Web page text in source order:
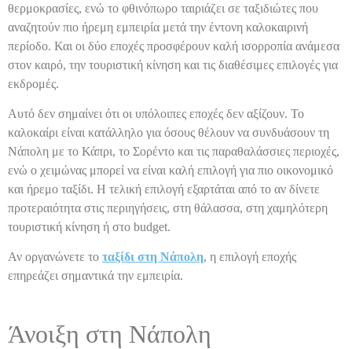
θερμοκρασίες, ενώ το φθινόπωρο ταιριάζει σε ταξιδιώτες που
αναζητούν πιο ήρεμη εμπειρία μετά την έντονη καλοκαιρινή
περίοδο. Και οι δύο εποχές προσφέρουν καλή ισορροπία ανάμεσα
στον καιρό, την τουριστική κίνηση και τις διαθέσιμες επιλογές για
εκδρομές.
Αυτό δεν σημαίνει ότι οι υπόλοιπες εποχές δεν αξίζουν. Το
καλοκαίρι είναι κατάλληλο για όσους θέλουν να συνδυάσουν τη
Νάπολη με το Κάπρι, το Σορέντο και τις παραθαλάσσιες περιοχές,
ενώ ο χειμώνας μπορεί να είναι καλή επιλογή για πιο οικονομικό
και ήρεμο ταξίδι. Η τελική επιλογή εξαρτάται από το αν δίνετε
προτεραιότητα στις περιηγήσεις, στη θάλασσα, στη χαμηλότερη
τουριστική κίνηση ή στο budget.
Αν οργανώνετε το ταξίδι στη Νάπολη, η επιλογή εποχής
επηρεάζει σημαντικά την εμπειρία.
Άνοιξη στη Νάπολη